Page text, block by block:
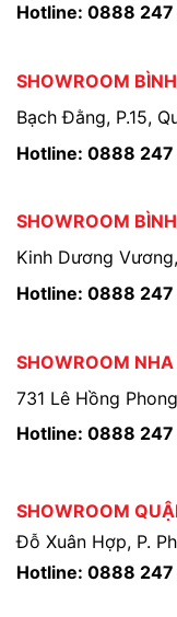
Hotline: 0888 247
SHOWROOM
Bạch Đằng, P.15,
Hotline: 0888 247
SHOWROOM
Kinh Dương
Hotline: 0888 247
SHOWROOM
731 Lê Hồng
Hotline: 0888 247
SHOWROOM
Đỗ Xuân Hợp, P.
Hotline: 0888 247